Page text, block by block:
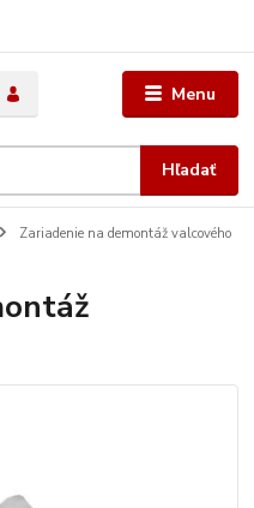
Menu
Hľadať
Zariadenie na demontáž valcového